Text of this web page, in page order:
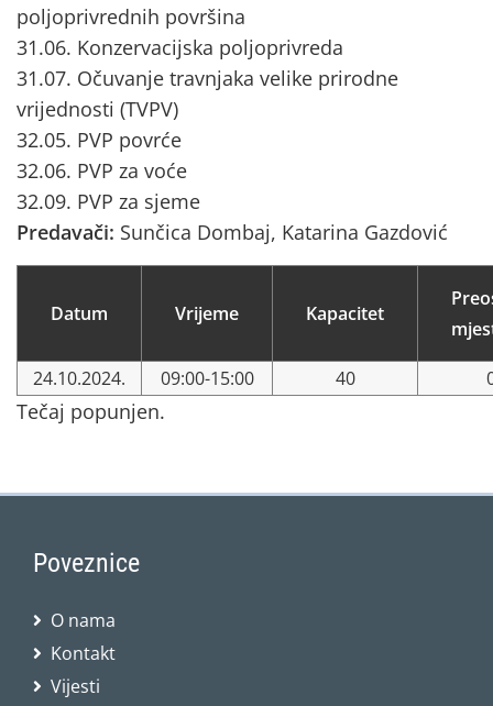
poljoprivrednih površina
31.06. Konzervacijska poljoprivreda
31.07. Očuvanje travnjaka velike prirodne
vrijednosti (TVPV)
32.05. PVP povrće
32.06. PVP za voće
32.09. PVP za sjeme
Predavači: Sunčica Dombaj, Katarina Gazdović
Datum Vrijeme Kapacitet
24.10.2024. 09:00-15:00 40
Tečaj popunjen.
Poveznice
O nama
Kontakt
Vijesti